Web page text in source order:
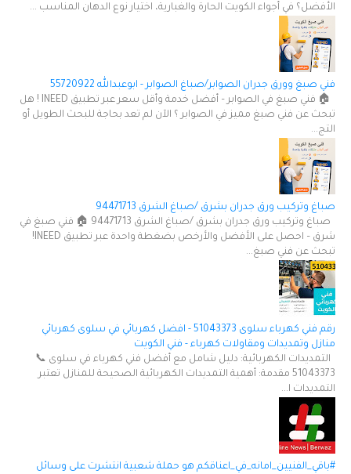
الأفضل؟ في أجواء الكويت الحارة والغبارية، اختيار نوع الدهان المناسب ...
فني صبغ وورق جدران الصوابر/صباغ الصوابر - ابوعبدالله 55720922
🏠 فني صبغ في الصوابر – أفضل خدمة وأقل سعر عبر تطبيق INEED ! هل
تبحث عن فني صبغ مميز في الصوابر ؟ الآن لم تعد بحاجة للبحث الطويل أو
التج...
صباغ وتركيب ورق جدران بشرق /صباغ الشرق 94471713
صباغ وتركيب ورق جدران بشرق /صباغ الشرق 94471713 🏠 فني صبغ في
شرق – احصل على الأفضل والأرخص بضغطة واحدة عبر تطبيق INEED!
تبحث عن فني صبغ...
رقم فني كهرباء سلوى 51043373 - افضل كهربائي في سلوى كهربائي
منازل وتمديدات ومقاولات كهرباء - فني الكويت
التمديدات الكهربائية: دليل شامل مع أفضل فني كهرباء في سلوى 📞
51043373 مقدمة: أهمية التمديدات الكهربائية الصحيحة للمنازل تعتبر
التمديدات ا...
#باقي_الفنيين_امانه_في_اعناقكم هو حملة شعبية انتشرت على وسائل